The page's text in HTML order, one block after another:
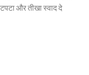
और तीखा स्वाद दे